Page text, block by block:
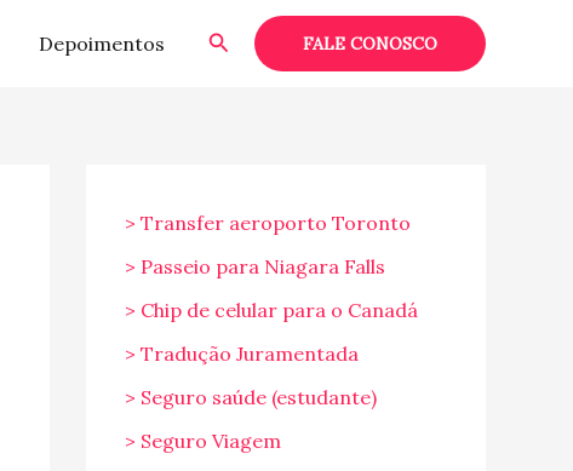
Depoimentos PesquisarFALE CONOSCO
> Transfer aeroporto Toronto
> Passeio para Niagara Falls
> Chip de celular para o Canadá
> Tradução Juramentada
> Seguro saúde (estudante)
> Seguro Viagem